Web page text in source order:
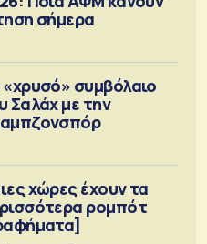
σήμερα
συμβόλαιο
Σαλάχ με την
χώρες έχουν τα
ρομπότ